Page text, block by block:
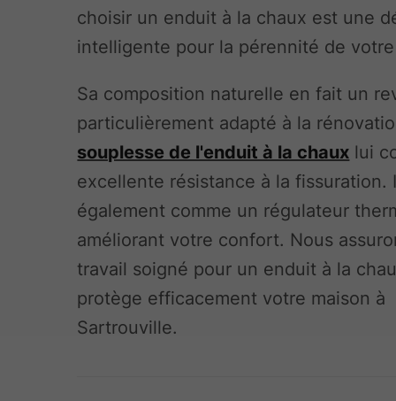
choisir un enduit à la chaux est une
intelligente pour la pérennité de
Sa composition naturelle en fait un
particulièrement adapté à la
souplesse de l'enduit à la chaux lui
excellente résistance à la fissuration.
également comme un régulateur
améliorant votre confort. Nous
travail soigné pour un enduit à la
protège efficacement votre maison à
Sartrouville.